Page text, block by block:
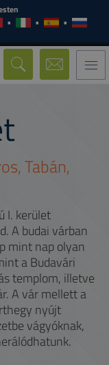
Tabán,
I. kerület
A budai várban
mint nap olyan
a Budavári
templom, illetve
A vár mellett a
nyújt
vágyóknak,